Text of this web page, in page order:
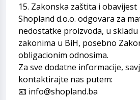
15. Zakonska zaštita i obavijest
Shopland d.o.o. odgovara za
nedostatke proizvoda, u skladu
zakonima u BiH, posebno
obligacionim odnosima.
Za sve dodatne informacije,
kontaktirajte nas putem:
📧 info@shopland.ba